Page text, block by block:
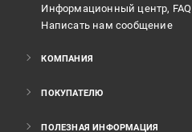
Информационный центр, FAQ
Написать нам сообщение
КОМПАНИЯ
ПОКУПАТЕЛЮ
ПОЛЕЗНАЯ ИНФОРМАЦИЯ